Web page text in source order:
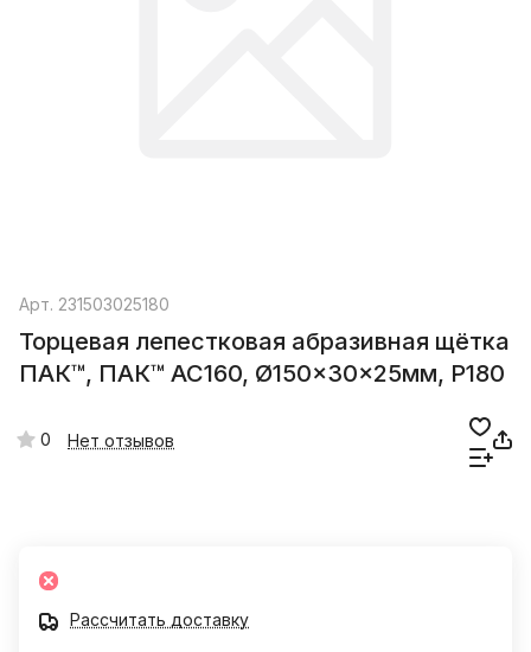
Арт. 231503025180
Торцевая лепестковая абразивная щётка
ПАК™, ПАК™ AC160, Ø150x30x25мм, Р180
0 Нет отзывов
Рассчитать доставку